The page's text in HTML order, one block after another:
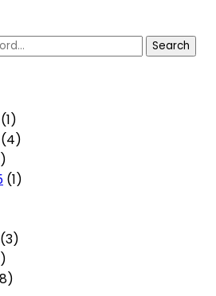
Search
(1)
(4)
(1)
(3)